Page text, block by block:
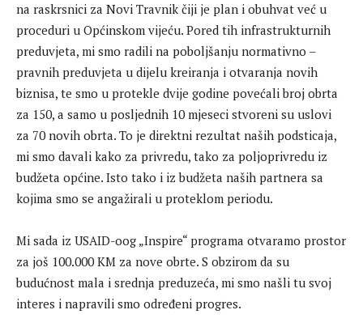
na raskrsnici za Novi Travnik čiji je plan i obuhvat već u
proceduri u Općinskom vijeću. Pored tih infrastrukturnih
preduvjeta, mi smo radili na poboljšanju normativno –
pravnih preduvjeta u dijelu kreiranja i otvaranja novih
biznisa, te smo u protekle dvije godine povećali broj obrta
za 150, a samo u posljednih 10 mjeseci stvoreni su uslovi
za 70 novih obrta. To je direktni rezultat naših podsticaja,
mi smo davali kako za privredu, tako za poljoprivredu iz
budžeta općine. Isto tako i iz budžeta naših partnera sa
kojima smo se angažirali u proteklom periodu.
Mi sada iz USAID-oog „Inspire“ programa otvaramo prostor
za još 100.000 KM za nove obrte. S obzirom da su
budućnost mala i srednja preduzeća, mi smo našli tu svoj
interes i napravili smo određeni progres.